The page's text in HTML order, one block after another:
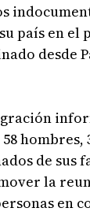
país en
desde
hombres,
de sus
la
en